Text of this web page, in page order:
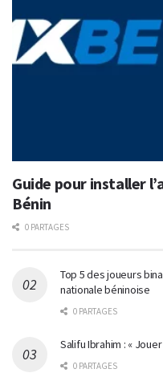
Guide pour installer
Bénin
0 PARTAGES
Top 5 des joueurs
nationale béninoise
0 PARTAGES
Salifu Ibrahim : «
0 PARTAGES